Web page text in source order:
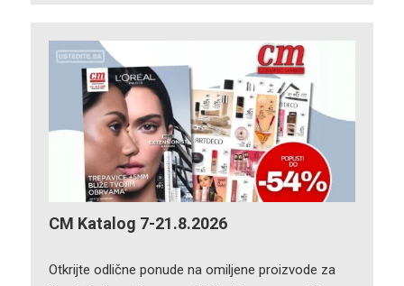
CM Katalog 7-21.8.2026
Otkrijte odlične ponude na omiljene proizvode za